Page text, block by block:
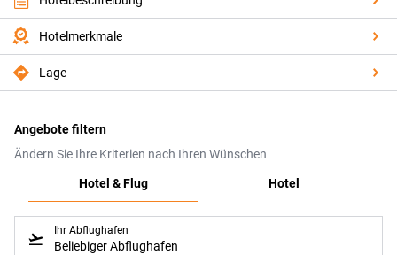
Hotelmerkmale
Lage
Angebote filtern
Ändern Sie Ihre Kriterien nach Ihren Wünschen
Hotel & Flug
Hotel
Ihr Abflughafen
Beliebiger Abflughafen